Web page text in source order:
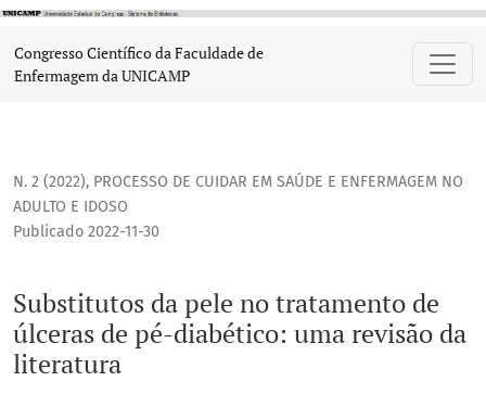
Substitutos da pele no tratamento de úlceras de pé-
Congresso Científico da Faculdade de
Enfermagem da UNICAMP
N. 2 (2022), PROCESSO DE CUIDAR EM SAÚDE E ENFERMAGEM NO
ADULTO E IDOSO
Substitutos da pele no tratamento de
úlceras de pé-diabético: uma revisão da
literatura
Publicado 2022-11-30